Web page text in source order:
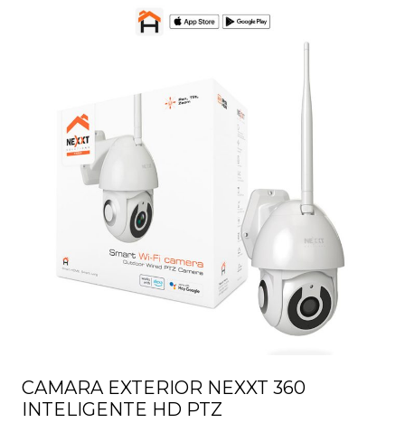
CAMARA EXTERIOR NEXXT 360
INTELIGENTE HD PTZ